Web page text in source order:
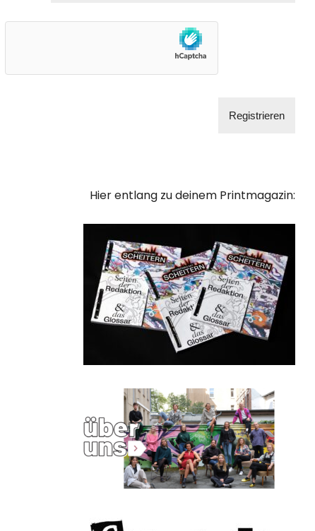
Hier entlang zu deinem Printmagazin: